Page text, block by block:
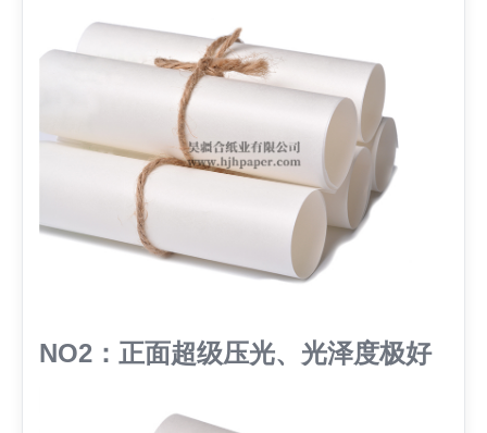
NO2：正面超级压光、光泽度极好